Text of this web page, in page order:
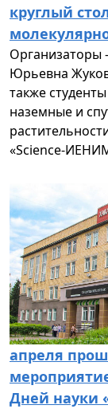
круглый
Организаторы
Юрьевна
также
наземные и
«Science-
апреля
Дней науки